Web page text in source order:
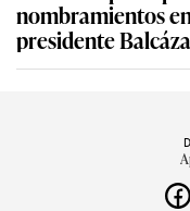
nombramientos
presidente